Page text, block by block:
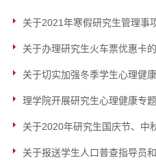
关于2021年寒假研究生管理事
关于办理研究生火车票优惠卡
关于切实加强冬季学生心理健
理学院开展研究生心理健康专
关于2020年研究生国庆节、中
关于报送学生人口普查指导员